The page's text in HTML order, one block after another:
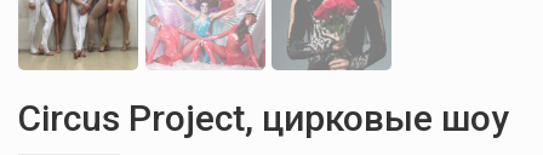
Circus Project, цирковые шоу